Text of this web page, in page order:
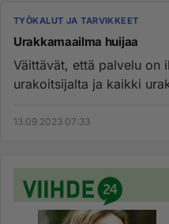
TYÖKALUT JA TARVIKKEET
Urakkamaailma huijaa
Väittävät, että palvelu on
urakoitsijalta ja kaikki
13.09.2023 07:33